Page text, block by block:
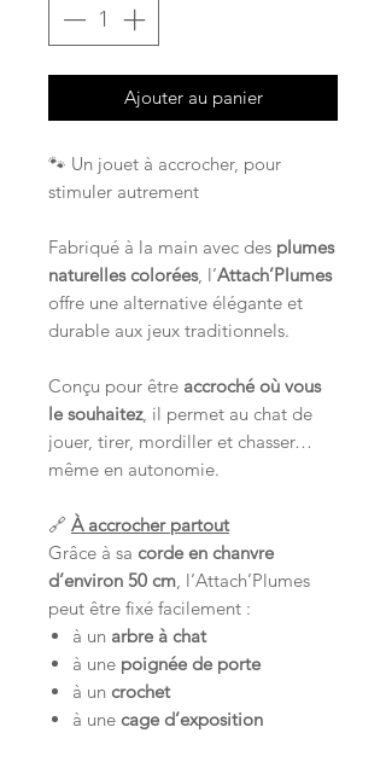
Ajouter au panier
🐾 Un jouet à accrocher, pour
stimuler autrement
Fabriqué à la main avec des plumes
naturelles colorées, l’Attach’Plumes
offre une alternative élégante et
durable aux jeux traditionnels.
Conçu pour être accroché où vous
le souhaitez, il permet au chat de
jouer, tirer, mordiller et chasser…
même en autonomie.
🔗 À accrocher partout
Grâce à sa corde en chanvre
d’environ 50 cm, l’Attach’Plumes
peut être fixé facilement :
à un arbre à chat
à une poignée de porte
à un crochet
à une cage d’exposition